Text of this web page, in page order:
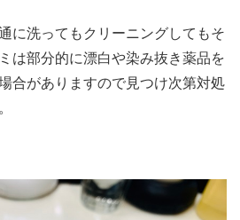
に洗ってもクリーニングしてもそ
は部分的に漂白や染み抜き薬品を
合がありますので見つけ次第対処